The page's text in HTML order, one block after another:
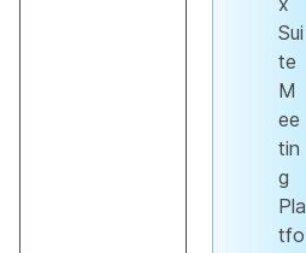
Sui
te
M
ee
tin
g
Pla
tfo